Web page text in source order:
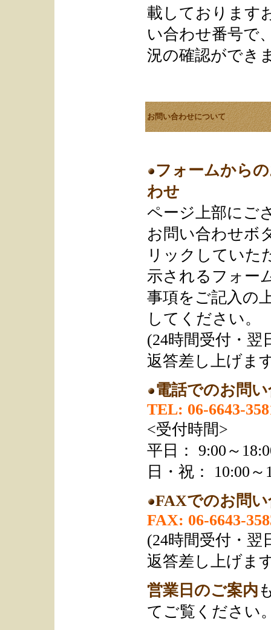
載しております
い合わせ番号で
況の確認ができ
お問い合わせについて
フォームから
わせ
ページ上部にご
お問い合わせボ
リックしていた
示されるフォー
事項をご記入の
してください。
(24時間受付・翌
返答差し上げま
電話でのお問
TEL: 06-6643-
<受付時間>
平日： 9:00～
日・祝： 10:00～
FAXでのお問
FAX: 06-6643-
(24時間受付・翌
返答差し上げま
営業日のご案内
てご覧ください